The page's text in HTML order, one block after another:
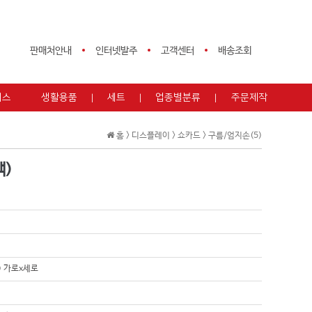
판매처안내 인터넷발주 고객센터 배송조회
생활용품 세트 업종별분류 주문제작
홈 > 디스플레이 > 쇼카드 > 구름/엄지손(5)
)
로x세로